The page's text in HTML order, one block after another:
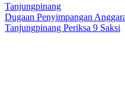
Tanjungpinang
Dugaan Penyimpangan
Tanjungpinang Periksa 9 Saksi